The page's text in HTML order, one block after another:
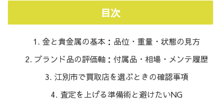
目次
金と貴金属の基本：品位・重量・状態の見方
ブランド品の評価軸：付属品・相場・メンテ履歴
江別市で買取店を選ぶときの確認事項
査定を上げる準備術と避けたいNG